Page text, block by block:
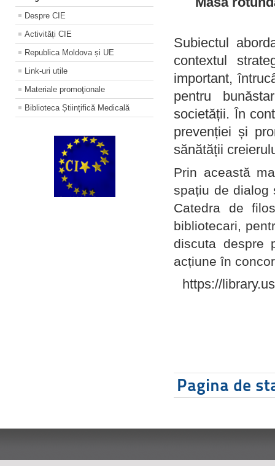
Despre CIE
Activități CIE
Republica Moldova și UE
Link-uri utile
Materiale promoţionale
Biblioteca Științifică Medicală
Subiectul
contextul
important,
pentru
societății. În
prevenției și
sănătății
Prin această
spațiu de dialog
Catedra de
bibliotecari,
discuta despre
acțiune în
https://
Pagina de